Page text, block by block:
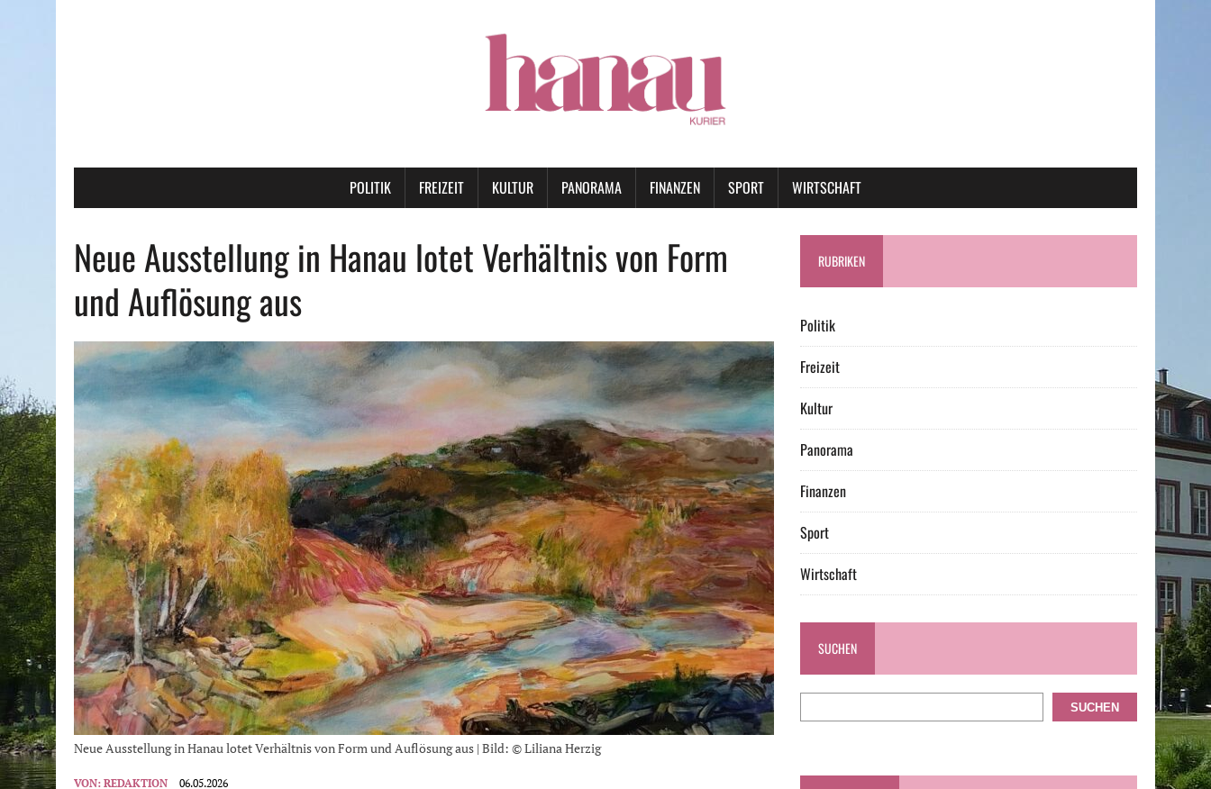
POLITIK FREIZEIT KULTUR PANORAMA FINANZEN SPORT WIRTSCHAFT
Neue Ausstellung in Hanau lotet Verhältnis von Form
und Auflösung aus
Neue Ausstellung in Hanau lotet Verhältnis von Form und Auflösung aus | Bild: © Liliana Herzig
VON: REDAKTION 06.05.2026
RUBRIKEN
Politik
Freizeit
Kultur
Panorama
Finanzen
Sport
Wirtschaft
SUCHEN
SUCHEN